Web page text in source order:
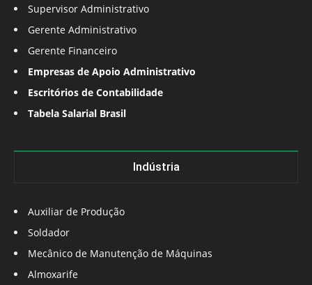
Supervisor Administrativo
Gerente Administrativo
Gerente Financeiro
Empresas de Apoio Administrativo
Escritórios de Contabilidade
Tabela Salarial Brasil
Indústria
Auxiliar de Produção
Soldador
Mecânico de Manutenção de Máquinas
Almoxarife